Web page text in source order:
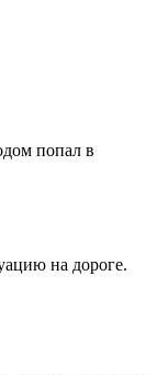
попал в
на дороге.